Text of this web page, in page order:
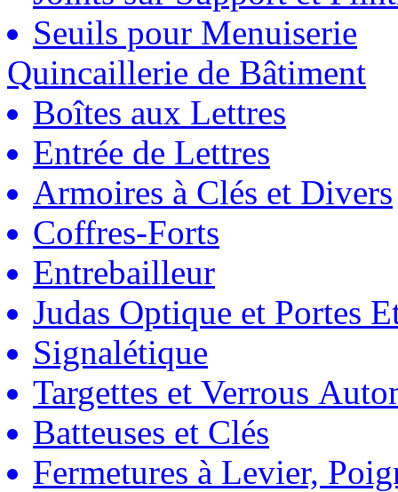
Seuils pour Menuiserie
Quincaillerie de Bâtiment
Boîtes aux Lettres
Entrée de Lettres
Armoires à Clés et Divers
Coffres-Forts
Entrebailleur
Judas Optique et Portes
Signalétique
Targettes et Verrous
Batteuses et Clés
Fermetures à Levier,